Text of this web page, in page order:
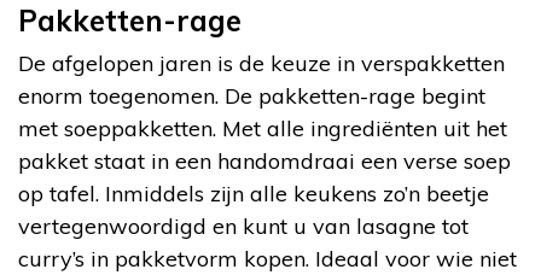
Pakketten-rage
De afgelopen jaren is de keuze in verspakketten
enorm toegenomen. De pakketten-rage begint
met soeppakketten. Met alle ingrediënten uit het
pakket staat in een handomdraai een verse soep
op tafel. Inmiddels zijn alle keukens zo’n beetje
vertegenwoordigd en kunt u van lasagne tot
curry’s in pakketvorm kopen. Ideaal voor wie niet